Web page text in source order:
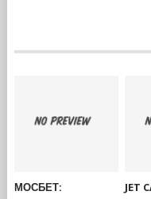
МОСБЕТ:
JET